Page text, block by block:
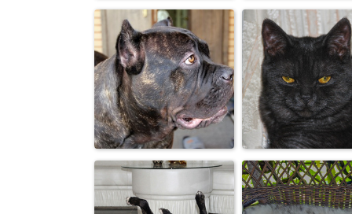
Ну и кто в доме
хозяин?
Переоделась
зимнее.